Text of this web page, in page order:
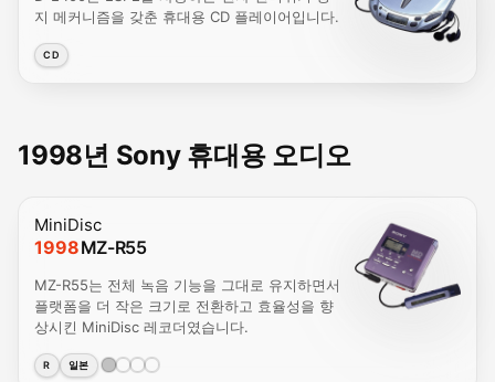
지 메커니즘을 갖춘 휴대용 CD 플레이어입니다.
CD
1998년 Sony 휴대용 오디오
MiniDisc
1998MZ-R55
MZ-R55는 전체 녹음 기능을 그대로 유지하면서
플랫폼을 더 작은 크기로 전환하고 효율성을 향
상시킨 MiniDisc 레코더였습니다.
R 일본